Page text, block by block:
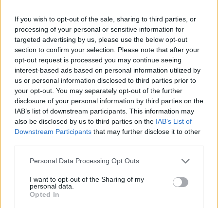
If you wish to opt-out of the sale, sharing to third parties, or
processing of your personal or sensitive information for
targeted advertising by us, please use the below opt-out
section to confirm your selection. Please note that after your
opt-out request is processed you may continue seeing
interest-based ads based on personal information utilized by
us or personal information disclosed to third parties prior to
your opt-out. You may separately opt-out of the further
disclosure of your personal information by third parties on the
IAB’s list of downstream participants. This information may
also be disclosed by us to third parties on the IAB’s List of
Downstream Participants that may further disclose it to other
Personal Data Processing Opt Outs
I want to opt-out of the Sharing of my
personal data.
Opted In
Το FIAT 500 Hybrid τώρα από
18.990 ευρώ
Ατρόμητος και Novibet
συνεχίζουν μαζί: Ανανέωση της
συνεργασίας τους μέχρι το
2028
18η συνεχόμενη χρονιά για τον ΟΤΕ στη διεθνή σειρά δεικτών
FTSE4Good
Alpha Bank: Για πρώτη φορά το Αρχαίο Θέατρο Επιδαύρου άνοιξε τις
πύλες του σε όλους
ΠΕΡΙΣΣΌΤΕΡΑ ΣΕ ΑΥΤΉ ΤΗΝ ΚΑΤΗΓΟΡΊΑ